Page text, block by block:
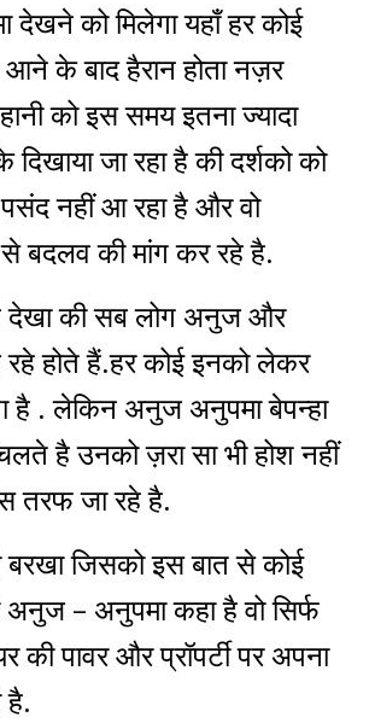
देखने को मिलेगा यहाँ हर कोई
के बाद हैरान होता नज़र
को इस समय इतना ज्यादा
जा रहा है की दर्शको को
नहीं आ रहा है और वो
से बदलव की मांग कर रहे है.
देखा की सब लोग अनुज और
होते हैं.हर कोई इनको लेकर
है . लेकिन अनुज अनुपमा बेपन्हा
है उनको ज़रा सा भी होश नहीं
तरफ जा रहे है.
जिसको इस बात से कोई
– अनुपमा कहा है वो सिर्फ
की पावर और प्रॉपर्टी पर अपना
है.